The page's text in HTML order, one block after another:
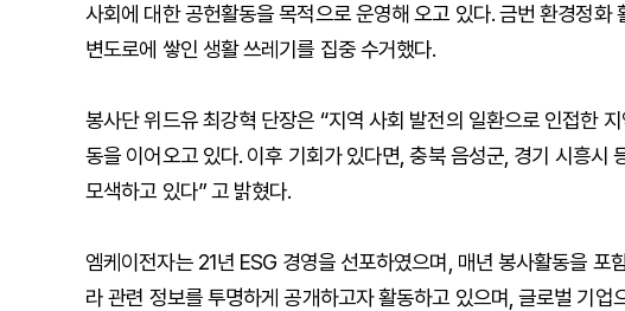
사회에 대한 공헌활동을 목적으로 운영해 오고 있다. 금번 환경정
변도로에 쌓인 생활 쓰레기를 집중 수거했다.
봉사단 위드유 최강혁 단장은 “지역 사회 발전의 일환으로 인접한
동을 이어오고 있다. 이후 기회가 있다면, 충북 음성군, 경기 시흥시
모색하고 있다” 고 밝혔다.
엠케이전자는 21년 ESG 경영을 선포하였으며, 매년 봉사활동을 포
라 관련 정보를 투명하게 공개하고자 활동하고 있으며, 글로벌 기